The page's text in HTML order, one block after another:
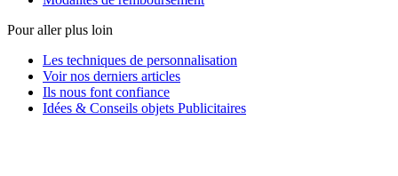
Pour aller plus loin
Les techniques de personnalisation
Voir nos derniers articles
Ils nous font confiance
Idées & Conseils objets Publicitaires